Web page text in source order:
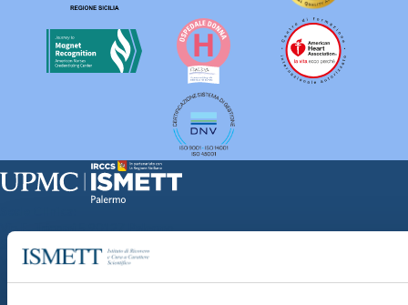
Via Discesa dei Giudici 4 90133 Palermo